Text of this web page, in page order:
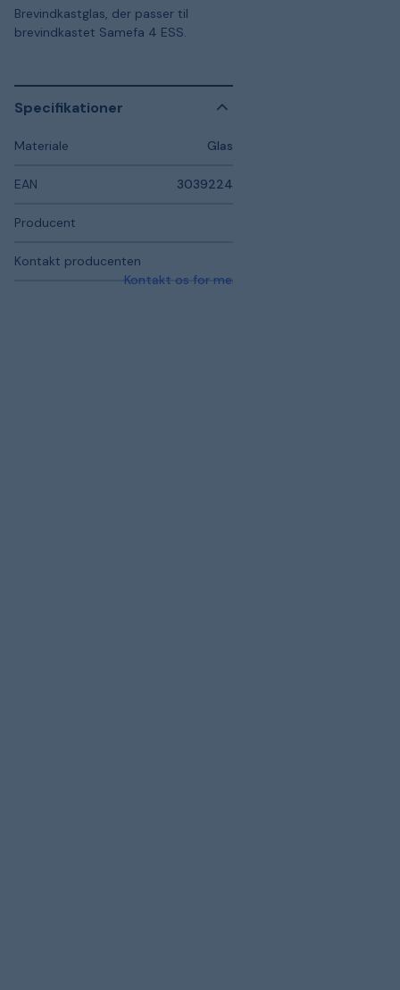
Brevindkastglas, der passer til
brevindkastet Samefa 4 ESS.
Specifikationer
Materiale Glas
EAN 3039224
Producent
Kontakt producenten
Kontakt os for mere information